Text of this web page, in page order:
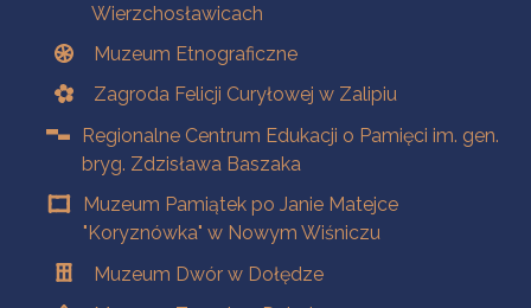
Wierzchosławicach
Muzeum Etnograficzne
Zagroda Felicji Curyłowej w Zalipiu
Regionalne Centrum Edukacji o Pamięci im. gen.
bryg. Zdzisława Baszaka
Muzeum Pamiątek po Janie Matejce
"Koryznówka" w Nowym Wiśniczu
Muzeum Dwór w Dołędze